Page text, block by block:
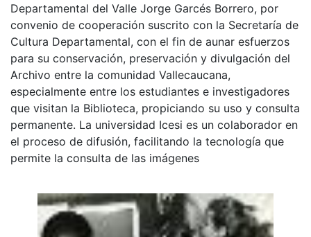
Departamental del Valle Jorge Garcés Borrero, por
convenio de cooperación suscrito con la Secretaría de
Cultura Departamental, con el fin de aunar esfuerzos
para su conservación, preservación y divulgación del
Archivo entre la comunidad Vallecaucana,
especialmente entre los estudiantes e investigadores
que visitan la Biblioteca, propiciando su uso y consulta
permanente. La universidad Icesi es un colaborador en
el proceso de difusión, facilitando la tecnología que
permite la consulta de las imágenes